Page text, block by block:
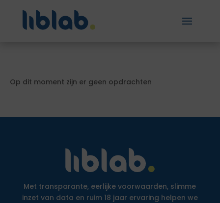
Op dit moment zijn er geen opdrachten
Met transparante, eerlijke voorwaarden, slimme
inzet van data en ruim 18 jaar ervaring helpen we